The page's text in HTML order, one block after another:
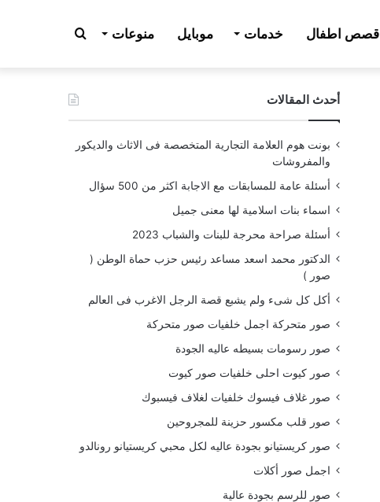
قصص اطفال خدمات موبايل منوعات بحث
عن أحدث المقالات
بونت هوم العلامة التجارية المتخصصة فى الاثاث والديكور
والمفروشات
أسئلة عامة للمسابقات مع الاجابة اكثر من 500 سؤال
اسماء بنات اسلامية لها معنى جميل
أسئلة صراحة محرجة للبنات والشباب 2023
الدكتور محمد اسعد مساعد رئيس حزب حماة الوطن (
صور )
أكل كل شىء ولم يشبع قصة الرجل الاغرب فى العالم
صور متحركة اجمل خلفيات صور متحركة
صور رسومات بسيطه عاليه الجودة
صور كيوت احلى خلفيات صور كيوت
صور غلاف فيسوك خلفيات لغلاف فيسبوك
صور قلب مكسور حزينة للمجروحين
صور كريستيانو بجودة عاليه لكل محبي كريستيانو رونالدو
اجمل صور أكلات
صور للرسم بجودة عالية